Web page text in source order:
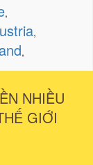
,
,
,
NHIỀU
GIỚI